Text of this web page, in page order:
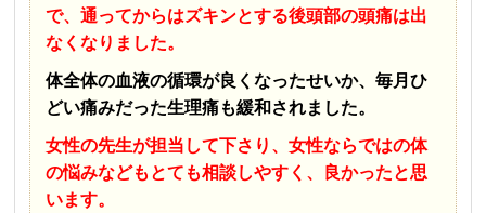
で、通ってからはズキンとする後頭部の頭痛は出
なくなりました。
体全体の血液の循環が良くなったせいか、毎月ひ
どい痛みだった生理痛も緩和されました。
女性の先生が担当して下さり、女性ならではの体
の悩みなどもとても相談しやすく、良かったと思
います。